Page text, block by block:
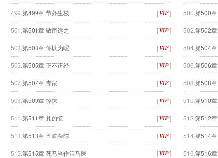
499. 第499章 节外生枝 [ ] 500. 第500
501. 第501章 敬而远之 [ ] 502. 第502
503. 第503章 你以为呢 [ ] 504. 第504
505. 第505章 正不正经 [ ] 506. 第506
507.第507章 专家 [ ] 508. 第508
509. 第509章 惊悚 [ ] 510. 第510
511. 第511章 扎的慌 [ ] 512. 第512
513. 第513章 五味杂陈 [ ] 514. 第514
515. 第515章 死马当作活马医 [ ] 516. 第516